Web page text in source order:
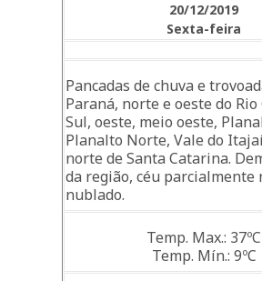
20/12/2019
Sexta-feira
Pancadas de chuva e
Paraná, norte e oeste do Rio
Sul, oeste, meio oeste,
Planalto Norte, Vale do
norte de Santa Catarina.
da região, céu parcialmente
nublado.
Temp. Max.: 37ºC
Temp. Mín.: 9ºC